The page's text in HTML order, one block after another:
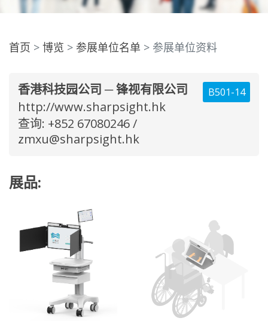
首页 博览 参展单位名单 参展单位资料
B501-14
香港科技园公司 ─ 锋视有限公司
http://www.sharpsight.hk
查询: +852 67080246 /
zmxu@sharpsight.hk
展品: